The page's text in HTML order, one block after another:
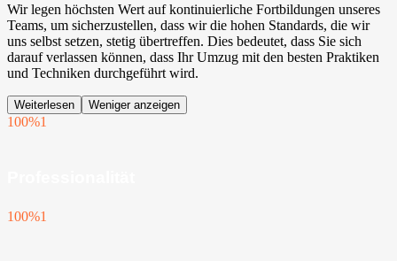
Wir legen höchsten Wert auf kontinuierliche Fortbildungen unseres
Teams, um sicherzustellen, dass wir die hohen Standards, die wir
uns selbst setzen, stetig übertreffen. Dies bedeutet, dass Sie sich
darauf verlassen können, dass Ihr Umzug mit den besten Praktiken
und Techniken durchgeführt wird.
Weiterlesen Weniger anzeigen
100%1
100%1